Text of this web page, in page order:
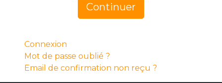
Continuer
Connexion
Mot de passe oublié ?
Email de confirmation non reçu ?